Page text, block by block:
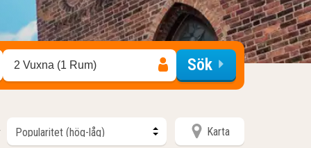
2 Vuxna (1 Rum) Sök
Karta